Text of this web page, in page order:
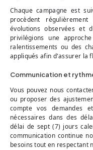
Chaque campagne est
procèdent
évolutions observées et
privilégions une
ralentissements ou des
appliqués afin d'assurer la
Communication et
Vous pouvez nous
ou proposer des
compte vos demandes
nécessaires dans des
délai de sept (7) jours
communication continue
besoins tout en respectant